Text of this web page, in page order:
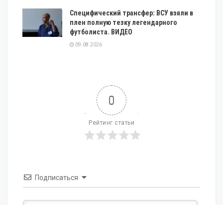
Специфический трансфер: ВСУ взяли в
плен полную тезку легендарного
футболиста. ВИДЕО
09.08.2026
0
Рейтинг статьи
Подписаться